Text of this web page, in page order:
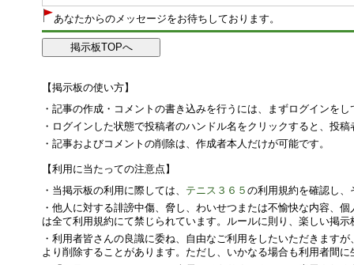
あなたからのメッセージをお待ちしております。
【掲示板の使い方】
・記事の作成・コメントの書き込みを行うには、まずログインをし
・ログインした状態で投稿者のハンドル名をクリックすると、投
・記事およびコメントの削除は、作成者本人だけが可能です。
【利用に当たっての注意点】
・当掲示板の利用に際しては、 テニス３６５ の利用規約を確認し
・他人に対する誹謗中傷、脅し、わいせつまたは不愉快な内容、
は全て利用規約にて禁じられています。ルールに則り、楽しい掲
・利用者皆さんの良識に委ね、自由なご利用をしたいただきます
より削除することがあります。ただし、いかなる場合も利用者間